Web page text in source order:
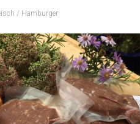
/ Hamburger